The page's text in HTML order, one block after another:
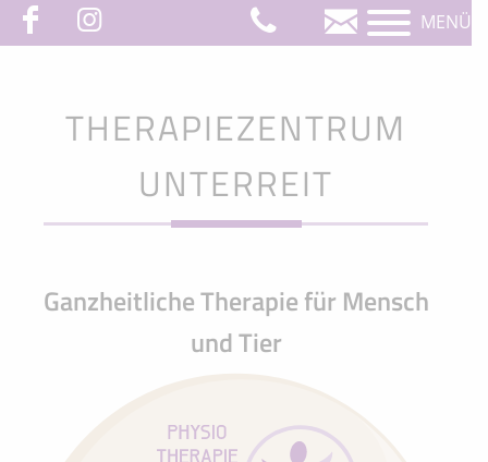
MENÜ
THERAPIEZENTRUM
UNTERREIT
Ganzheitliche Therapie für Mensch
und Tier